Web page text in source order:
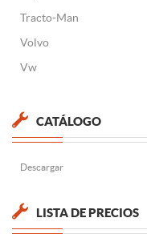
Tracto-Man
Volvo
Vw
CATÁLOGO
Descargar
LISTA DE PRECIOS